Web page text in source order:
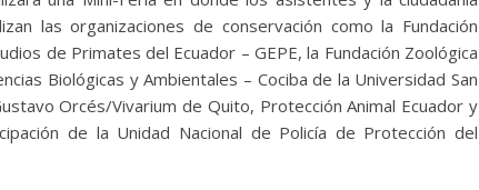
las organizaciones de conservación como la Fundación
de Primates del Ecuador – GEPE, la Fundación Zoológica
Biológicas y Ambientales – Cociba de la Universidad San
Orcés/Vivarium de Quito, Protección Animal Ecuador y
de la Unidad Nacional de Policía de Protección del